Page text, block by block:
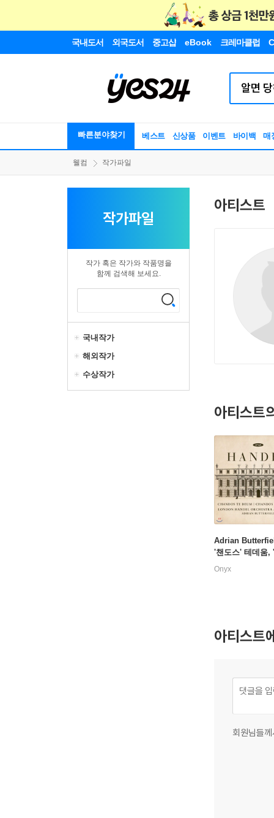
국내도서 외국도서 중고샵 eBook 크레마클럽
빠른분야찾기 베스트 신상품 이벤트 바이백 매
웰컴 작가파일
작가파일
작가 혹은 작가와 작품명을
함께 검색해 보세요.
국내작가
해외작가
수상작가
아티스트
아티스트
Adrian
'챈도스' 테데움,
앤섬 8번
dos Te Deum,
Onyx
아티스트
회원님들